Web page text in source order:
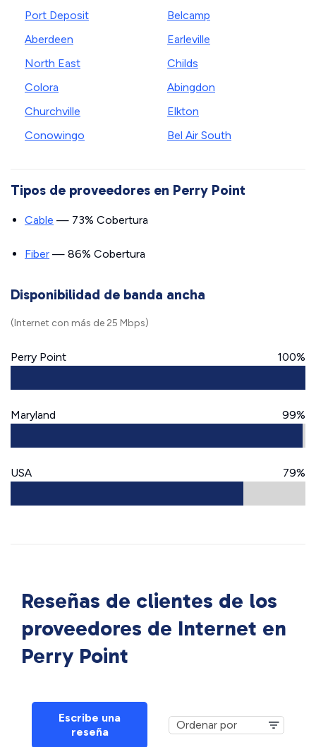
Port Deposit
Aberdeen
North East
Colora
Churchville
Conowingo
Belcamp
Earleville
Childs
Abingdon
Elkton
Bel Air South
Tipos de proveedores en Perry Point
Cable — 73% Cobertura
Fiber — 86% Cobertura
Disponibilidad de banda ancha
(Internet con más de 25 Mbps)
Perry Point 100%
Maryland 99%
USA 79%
Reseñas de clientes de los
proveedores de Internet en
Perry Point
Escribe una
reseña